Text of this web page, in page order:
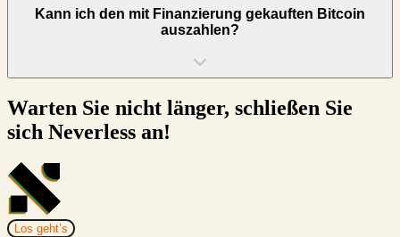
Kann ich den mit Finanzierung gekauften Bitcoin
auszahlen?
Warten Sie nicht länger, schließen Sie
sich Neverless an!
Los geht’s